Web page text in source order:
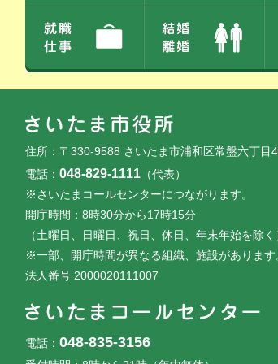
住所：〒330-9588 さいたま市浦和区常盤六丁目
電話： 048-829-1111 （代表）
※さいたまコールセンターにつながります。
開庁時間：8時30分から17時15分
（土曜日、日曜日、祝日、休日、年末年始を除く
※一部、開庁時間が異なる組織、施設があります
法人番号 2000020111007
電話： 048-835-3156